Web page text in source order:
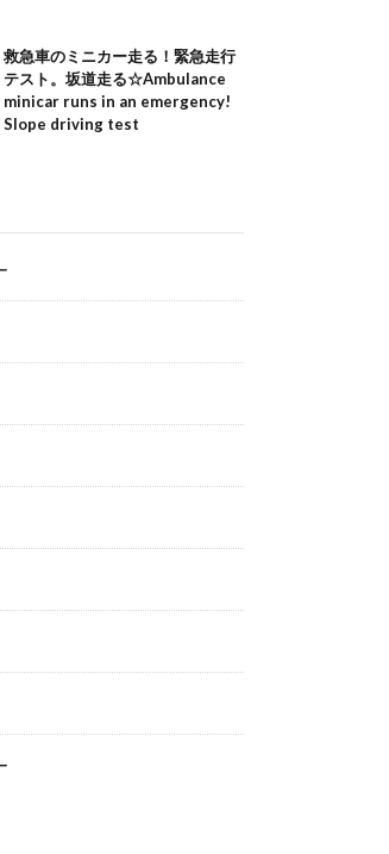
救急車のミニカー走る！緊急走行
テスト。坂道走る☆Ambulance
minicar runs in an emergency!
Slope driving test